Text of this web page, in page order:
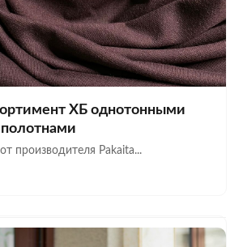
ХБ однотонными
производителя Pakaita...